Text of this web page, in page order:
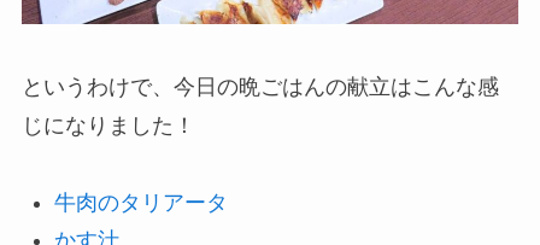
というわけで、今日の晩ごはんの献立はこんな感
じになりました！
牛肉のタリアータ
かす汁